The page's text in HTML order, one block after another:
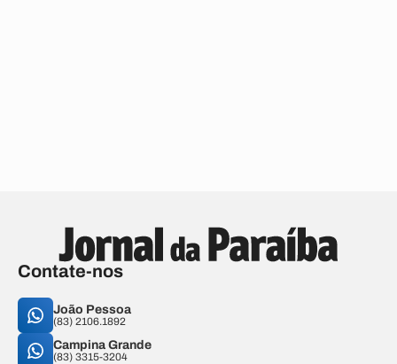
Contate-nos
João Pessoa
(83) 2106.1892
Campina Grande
(83) 3315-3204